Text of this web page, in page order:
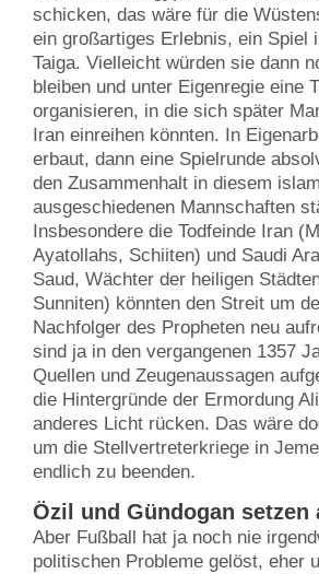
schicken, das wäre für die
ein großartiges Erlebnis, ein Spiel
Taiga. Vielleicht würden sie dann
bleiben und unter Eigenregie eine
organisieren, in die sich später
Iran einreihen könnten. In
erbaut, dann eine Spielrunde
den Zusammenhalt in diesem
ausgeschiedenen Mannschaften
Insbesondere die Todfeinde Iran
Ayatollahs, Schiiten) und Saudi
Saud, Wächter der heiligen
Sunniten) könnten den Streit um
Nachfolger des Propheten neu
sind ja in den vergangenen 1357
Quellen und Zeugenaussagen
die Hintergründe der Ermordung
anderes Licht rücken. Das wäre
um die Stellvertreterkriege in
endlich zu beenden.
Özil und Gündogan setzen
Aber Fußball hat ja noch nie
politischen Probleme gelöst, eher